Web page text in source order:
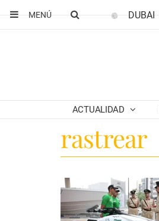
MENÚ
DUBAI
ACTUALIDAD
rastrear